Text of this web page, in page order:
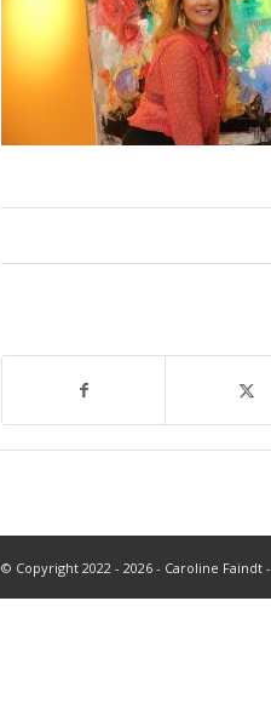
© Copyright 2022 - 2026 - Caroline Faindt -